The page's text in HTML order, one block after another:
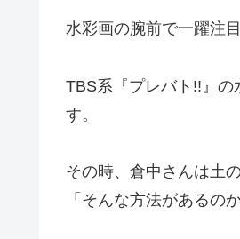
水彩画の腕前で一躍注
TBS系『プレバト!!』の
す。
その時、倉中さんは土
「そんな方法があるの